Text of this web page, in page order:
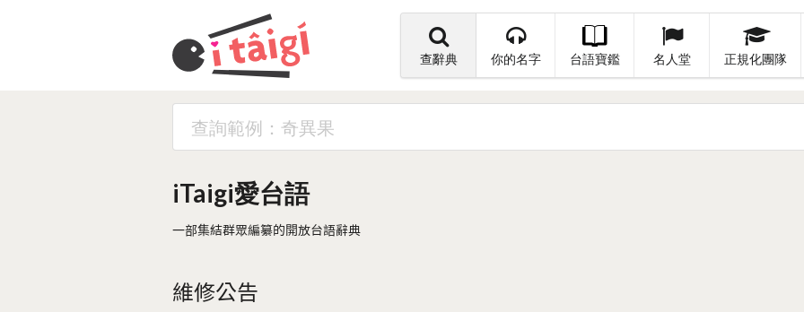
查辭典 你的名字 台語寶鑑 名人堂 正規化團隊
iTaigi愛台語
一部集結群眾編纂的開放台語辭典
維修公告